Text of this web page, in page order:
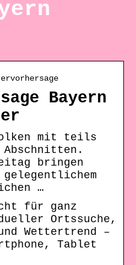
Bayern
mit teils
Abschnitten.
bringen
…
für ganz
Ortssuche,
Wettertrend –
Tablet